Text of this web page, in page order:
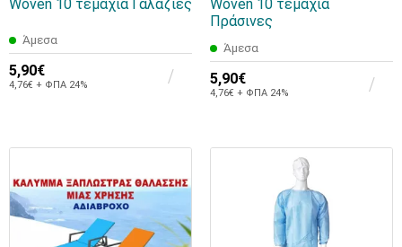
Woven 10 τεμάχια Γαλάζιες
Άμεσα
5,90€
4,76€ + ΦΠΑ 24%
Woven 10 τεμάχια
Πράσινες
Άμεσα
5,90€
4,76€ + ΦΠΑ 24%